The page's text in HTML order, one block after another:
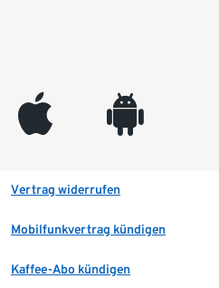
appleinc android
Vertrag widerrufen
Mobilfunkvertrag kündigen
Kaffee-Abo kündigen